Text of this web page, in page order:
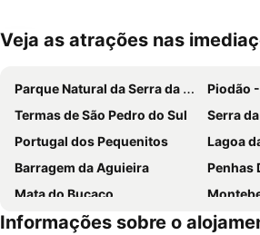
Ampliar mapa
Veja as atrações nas
Parque Natural da Serra da Estrela
Piodão
Termas de São Pedro do Sul
Serra
Portugal dos Pequenitos
Lagoa da
Barragem da Aguieira
Penhas
Mata do Buçaco
Museu Militar do Buçaco
Informações sobre o